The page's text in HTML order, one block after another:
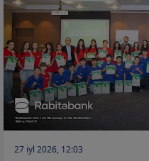
27 iyl 2026, 12:03